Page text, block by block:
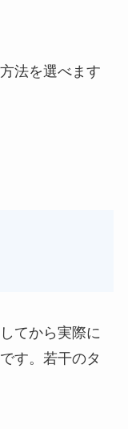
法を選べます
てから実際に
す。若干のタ